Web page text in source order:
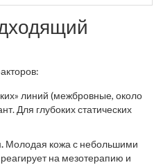
линий (межбровные, около
Для глубоких статических
Молодая кожа с небольшими
на мезотерапию и